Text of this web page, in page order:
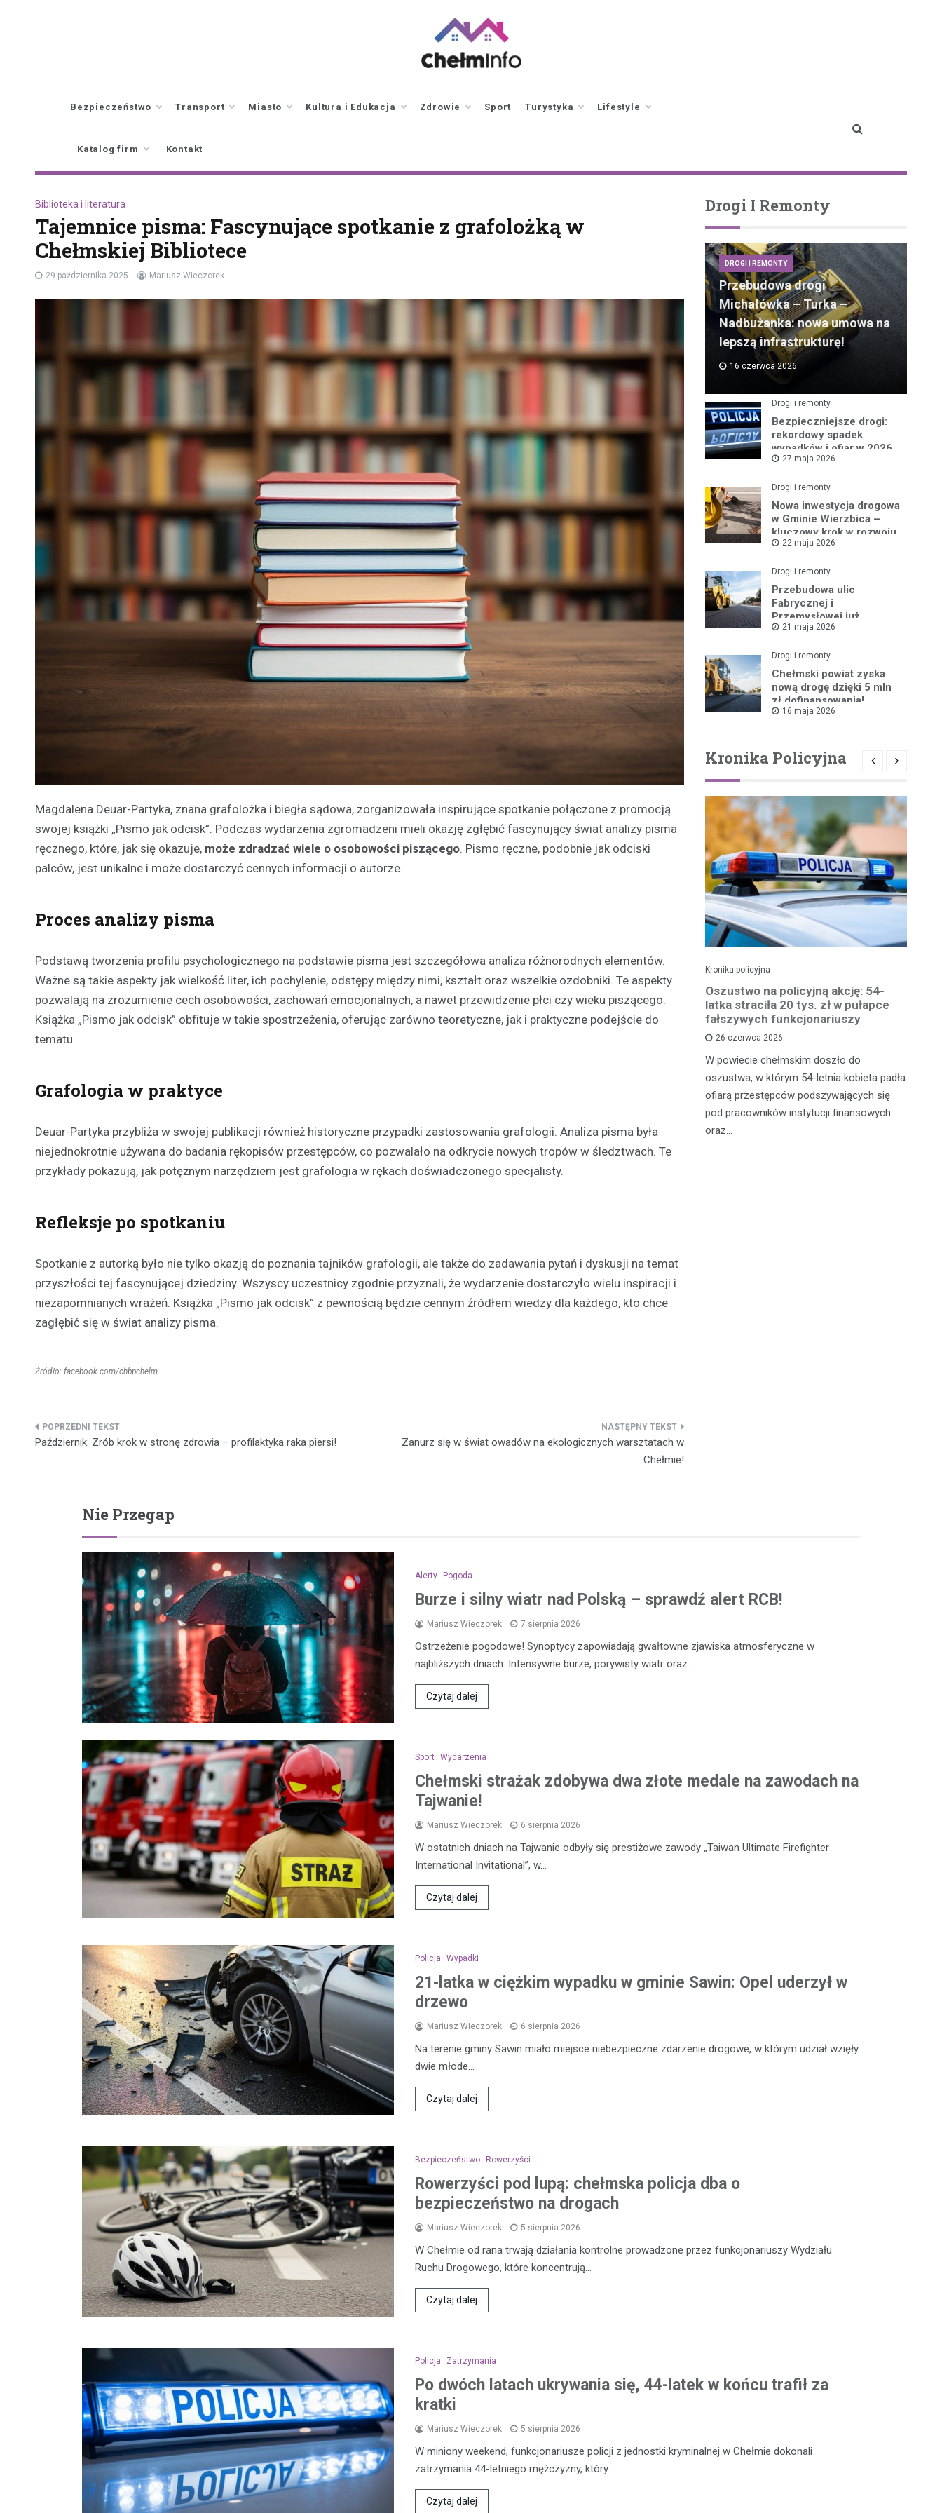
Bezpieczeństwo Transport Miasto Kultura i Edukacja Zdrowie Sport Turystyka Lifestyle
Katalog firm Kontakt
Biblioteka i literatura
Tajemnice pisma: Fascynujące spotkanie z grafolożką w
Chełmskiej Bibliotece
29 października 2025 Mariusz Wieczorek
Magdalena Deuar-Partyka, znana grafolożka i biegła sądowa, zorganizowała inspirujące spotkanie połączone z promocją
swojej książki „Pismo jak odcisk”. Podczas wydarzenia zgromadzeni mieli okazję zgłębić fascynujący świat analizy pisma
ręcznego, które, jak się okazuje, może zdradzać wiele o osobowości piszącego. Pismo ręczne, podobnie jak odciski
palców, jest unikalne i może dostarczyć cennych informacji o autorze.
Proces analizy pisma
Podstawą tworzenia profilu psychologicznego na podstawie pisma jest szczegółowa analiza różnorodnych elementów.
Ważne są takie aspekty jak wielkość liter, ich pochylenie, odstępy między nimi, kształt oraz wszelkie ozdobniki. Te aspekty
pozwalają na zrozumienie cech osobowości, zachowań emocjonalnych, a nawet przewidzenie płci czy wieku piszącego.
Książka „Pismo jak odcisk” obfituje w takie spostrzeżenia, oferując zarówno teoretyczne, jak i praktyczne podejście do
tematu.
Grafologia w praktyce
Deuar-Partyka przybliża w swojej publikacji również historyczne przypadki zastosowania grafologii. Analiza pisma była
niejednokrotnie używana do badania rękopisów przestępców, co pozwalało na odkrycie nowych tropów w śledztwach. Te
przykłady pokazują, jak potężnym narzędziem jest grafologia w rękach doświadczonego specjalisty.
Refleksje po spotkaniu
Spotkanie z autorką było nie tylko okazją do poznania tajników grafologii, ale także do zadawania pytań i dyskusji na temat
przyszłości tej fascynującej dziedziny. Wszyscy uczestnicy zgodnie przyznali, że wydarzenie dostarczyło wielu inspiracji i
niezapomnianych wrażeń. Książka „Pismo jak odcisk” z pewnością będzie cennym źródłem wiedzy dla każdego, kto chce
zagłębić się w świat analizy pisma.
Źródło: facebook.com/chbpchelm
Nawigacja
Październik: Zrób krok w stronę zdrowia – profilaktyka raka piersi!
Zanurz się w świat owadów na ekologicznych warsztatach w
Chełmie!
Drogi I Remonty
DROGI I REMONTY
Przebudowa drogi
Michałówka – Turka –
Nadbużanka: nowa umowa na
lepszą infrastrukturę!
16 czerwca 2026
Drogi i remonty
Bezpieczniejsze drogi:
rekordowy spadek
wypadków i ofiar w 2026
roku27 maja 2026
Drogi i remonty
Nowa inwestycja drogowa
w Gminie Wierzbica –
kluczowy krok w rozwoju
regionu
22 maja 2026
Drogi i remonty
Przebudowa ulic
Fabrycznej i
Przemysłowej już
ruszyła!
21 maja 2026
Drogi i remonty
Chełmski powiat zyska
nową drogę dzięki 5 mln
zł dofinansowania!
16 maja 2026
Kronika Policyjna
Mężczyzna zatrzymany za groźby
wobec 15-latka z użyciem broni i
internetu
przedmiotu przypominającego…
Kronika policyjna
Oszustwo na policyjną akcję: 54-
latka straciła 20 tys. zł w pułapce
fałszywych funkcjonariuszy
26 czerwca 2026
W powiecie chełmskim doszło do
oszustwa, w którym 54-letnia kobieta padła
ofiarą przestępców podszywających się
pod pracowników instytucji finansowych
oraz…
Nie Przegap
Alerty Pogoda
Burze i silny wiatr nad Polską – sprawdź alert RCB!
Mariusz Wieczorek 7 sierpnia 2026
Ostrzeżenie pogodowe! Synoptycy zapowiadają gwałtowne zjawiska atmosferyczne w
najbliższych dniach. Intensywne burze, porywisty wiatr oraz…
Czytaj dalej
Sport Wydarzenia
Chełmski strażak zdobywa dwa złote medale na zawodach na
Tajwanie!
Mariusz Wieczorek 6 sierpnia 2026
W ostatnich dniach na Tajwanie odbyły się prestiżowe zawody „Taiwan Ultimate Firefighter
International Invitational”, w…
Czytaj dalej
Policja Wypadki
21-latka w ciężkim wypadku w gminie Sawin: Opel uderzył w
drzewo
Mariusz Wieczorek 6 sierpnia 2026
Na terenie gminy Sawin miało miejsce niebezpieczne zdarzenie drogowe, w którym udział wzięły
dwie młode…
Czytaj dalej
Bezpieczeństwo Rowerzyści
Rowerzyści pod lupą: chełmska policja dba o
bezpieczeństwo na drogach
Mariusz Wieczorek 5 sierpnia 2026
W Chełmie od rana trwają działania kontrolne prowadzone przez funkcjonariuszy Wydziału
Ruchu Drogowego, które koncentrują…
Czytaj dalej
Policja Zatrzymania
Po dwóch latach ukrywania się, 44-latek w końcu trafił za
kratki
Mariusz Wieczorek 5 sierpnia 2026
W miniony weekend, funkcjonariusze policji z jednostki kryminalnej w Chełmie dokonali
zatrzymania 44-letniego mężczyzny, który…
Czytaj dalej